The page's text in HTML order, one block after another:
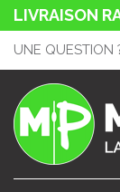
LIVRAISON
UNE QUESTION